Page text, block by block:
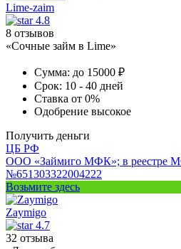
Lime-zaim
4.8
8 отзывов
«Сочные займ в Lime»
Сумма: до 15000 ₽
Срок: 10 - 40 дней
Ставка от 0%
Одобрение высокое
Получить деньги
ЦБ РФ
ООО «Займиго МФК»; в реестре
№651303322004222
Возьмите здесь
Zaymigo
4.7
32 отзыва